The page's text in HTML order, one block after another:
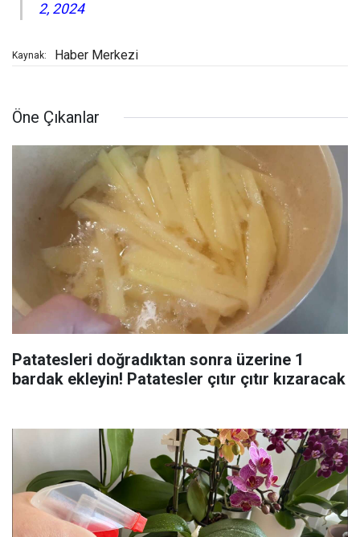
2, 2024
Kaynak: Haber Merkezi
Öne Çıkanlar
Patatesleri doğradıktan sonra üzerine 1
bardak ekleyin! Patatesler çıtır çıtır kızaracak